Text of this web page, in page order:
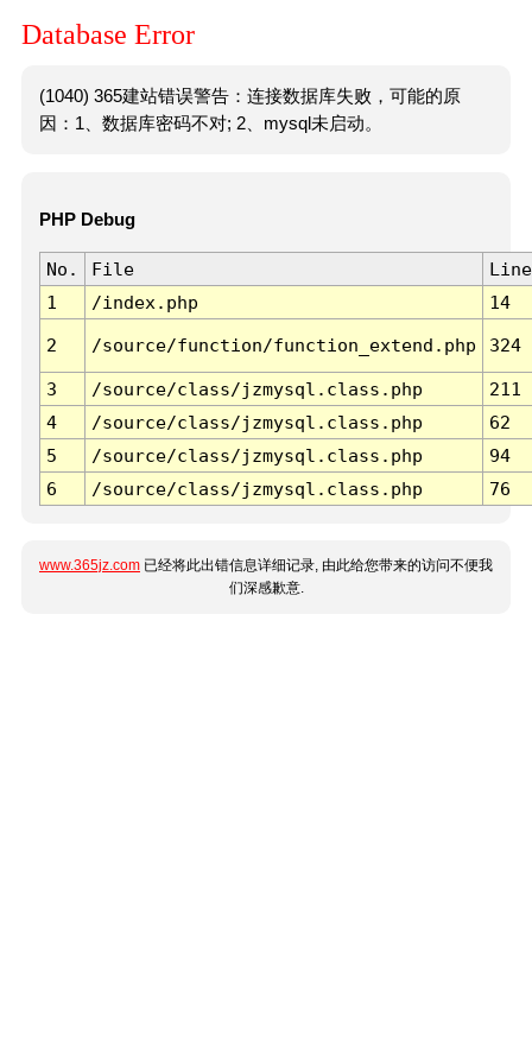
Database Error
(1040) 365建站错误警告：连接数据库失败，可能的原
因：1、数据库密码不对; 2、mysql未启动。
PHP Debug
No. File
Line
1
/index.php 14
2 /source/function/function_extend.php 324
3 /source/class/jzmysql.class.php
211
4
/source/class/jzmysql.class.php
62
5
/source/class/jzmysql.class.php
94
6
/source/class/jzmysql.class.php 76
www.365jz.com 已经将此出错信息详细记录, 由此给您带来的访问不便我
们深感歉意.